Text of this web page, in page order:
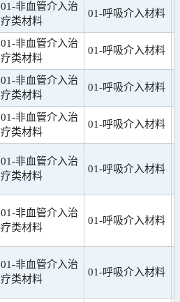
01-非血管介入治
疗类材料
01-呼吸介入材料
01-非血管介入治
疗类材料
01-呼吸介入材料
01-非血管介入治
疗类材料
01-呼吸介入材料
01-非血管介入治
疗类材料
01-呼吸介入材料
01-非血管介入治
疗类材料
01-呼吸介入材料
01-非血管介入治
疗类材料
01-呼吸介入材料
01-非血管介入治
疗类材料
01-呼吸介入材料